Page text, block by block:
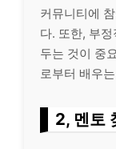
커뮤니티에
다. 또한, 부
두는 것이 중
로부터 배우
2, 멘토